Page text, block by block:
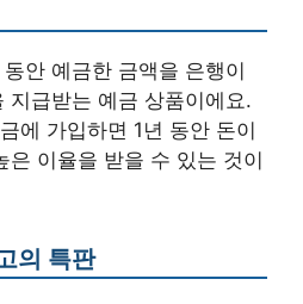
안 예금한 금액을 은행이
지급받는 예금 상품이에요.
에 가입하면 1년 동안 돈이
은 이율을 받을 수 있는 것이
의 특판